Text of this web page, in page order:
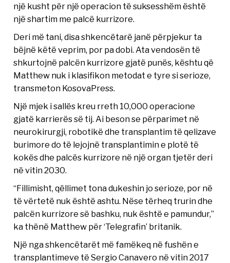
një kusht për një operacion të suksesshëm është
një shartim me palcë kurrizore.
Deri më tani, disa shkencëtarë janë përpjekur ta
bëjnë këtë veprim, por pa dobi. Ata vendosën të
shkurtojnë palcën kurrizore gjatë punës, kështu që
Matthew nuk i klasifikon metodat e tyre si serioze,
transmeton KosovaPress.
Një mjek i sallës kreu rreth 10,000 operacione
gjatë karrierës së tij. Ai beson se përparimet në
neurokirurgji, robotikë dhe transplantim të qelizave
burimore do të lejojnë transplantimin e plotë të
kokës dhe palcës kurrizore në një organ tjetër deri
në vitin 2030.
“Fillimisht, qëllimet tona dukeshin jo serioze, por në
të vërtetë nuk është ashtu. Nëse tërheq trurin dhe
palcën kurrizore së bashku, nuk është e pamundur,”
ka thënë Matthew për ‘Telegrafin’ britanik.
Një nga shkencëtarët më famëkeq në fushën e
transplantimeve të Sergio Canavero në vitin 2017